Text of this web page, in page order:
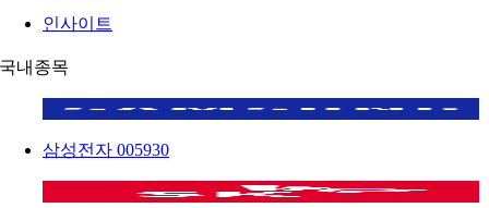
인사이트
국내종목
삼성전자 005930